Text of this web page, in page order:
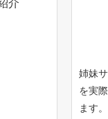
介
姉妹
を実
ます